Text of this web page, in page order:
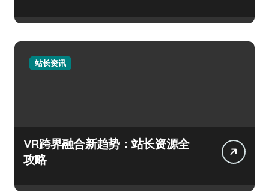
站长资讯
VR跨界融合新趋势：站长资源全
攻略